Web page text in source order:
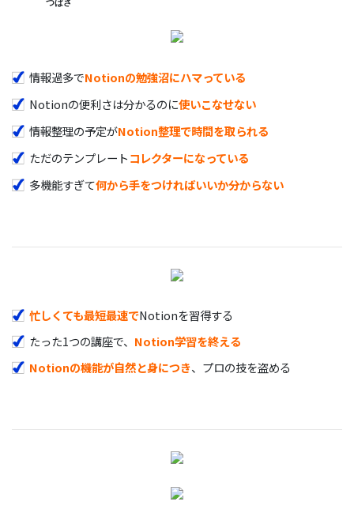
つばさ
情報過多でNotionの勉強沼にハマっている
Notionの便利さは分かるのに使いこなせない
情報整理の予定がNotion整理で時間を取られる
ただのテンプレートコレクターになっている
多機能すぎて何から手をつければいいか分からない
忙しくても最短最速でNotionを習得する
たった1つの講座で、 Notion学習を終える
Notionの機能が自然と身につき、プロの技を盗める